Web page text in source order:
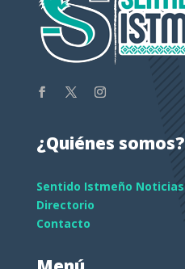
¿Quiénes somos?
Sentido Istmeño Noticias
Directorio
Contacto